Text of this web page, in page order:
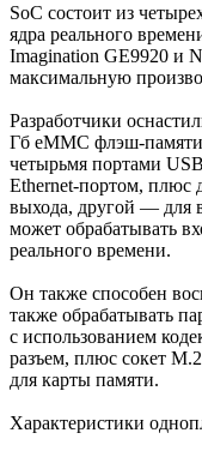
SoС состоит из
ядра реального
Imagination GE9920 и
максимальную
Разработчики
Гб eMMC флэш-
четырьмя портами
Ethernet-портом, плюс
выхода, другой — для
может обрабатывать
реального времени.
Он также способен
также обрабатывать
с использованием
разъем, плюс сокет
для карты памяти.
Характеристики